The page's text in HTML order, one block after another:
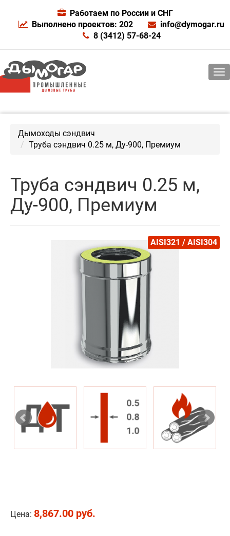
Работаем по России и СНГ
Выполнено проектов: 202
info@dymogar.ru
8 (3412) 57-68-24
Дымоходы сэндвич
Труба сэндвич 0.25 м, Ду-900, Премиум
Труба сэндвич 0.25 м,
Ду-900, Премиум
AISI321 / AISI304
Цена: 8,867.00 руб.